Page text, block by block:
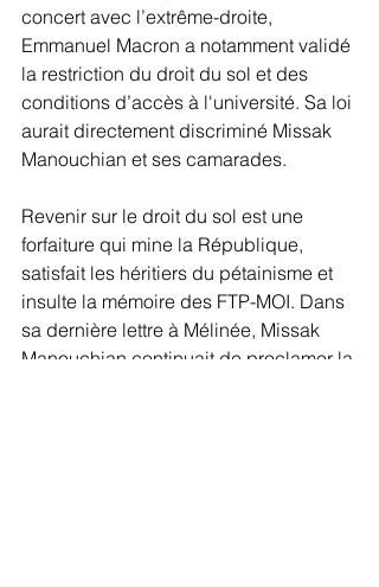
concert avec l’extrême-droite,
Emmanuel Macron a notamment validé
la restriction du droit du sol et des
conditions d’accès à l'université. Sa loi
aurait directement discriminé Missak
Manouchian et ses camarades.
Revenir sur le droit du sol est une
forfaiture qui mine la République,
satisfait les héritiers du pétainisme et
insulte la mémoire des FTP-MOI. Dans
sa dernière lettre à Mélinée, Missak
Manouchian continuait de proclamer la